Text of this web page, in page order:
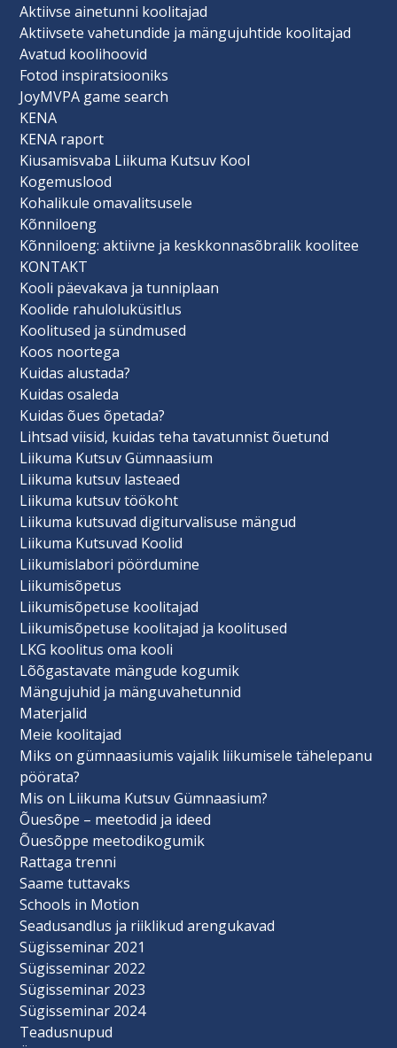
Aktiivse ainetunni koolitajad
Aktiivsete vahetundide ja mängujuhtide koolitajad
Avatud koolihoovid
Fotod inspiratsiooniks
JoyMVPA game search
KENA
KENA raport
Kiusamisvaba Liikuma Kutsuv Kool
Kogemuslood
Kohalikule omavalitsusele
Kõnniloeng
Kõnniloeng: aktiivne ja keskkonnasõbralik koolitee
KONTAKT
Kooli päevakava ja tunniplaan
Koolide rahuloluküsitlus
Koolitused ja sündmused
Koos noortega
Kuidas alustada?
Kuidas osaleda
Kuidas õues õpetada?
Lihtsad viisid, kuidas teha tavatunnist õuetund
Liikuma Kutsuv Gümnaasium
Liikuma kutsuv lasteaed
Liikuma kutsuv töökoht
Liikuma kutsuvad digiturvalisuse mängud
Liikuma Kutsuvad Koolid
Liikumislabori pöördumine
Liikumisõpetus
Liikumisõpetuse koolitajad
Liikumisõpetuse koolitajad ja koolitused
LKG koolitus oma kooli
Lõõgastavate mängude kogumik
Mängujuhid ja mänguvahetunnid
Materjalid
Meie koolitajad
Miks on gümnaasiumis vajalik liikumisele tähelepanu
pöörata?
Mis on Liikuma Kutsuv Gümnaasium?
Õuesõpe – meetodid ja ideed
Õuesõppe meetodikogumik
Rattaga trenni
Saame tuttavaks
Schools in Motion
Seadusandlus ja riiklikud arengukavad
Sügisseminar 2021
Sügisseminar 2022
Sügisseminar 2023
Sügisseminar 2024
Teadusnupud